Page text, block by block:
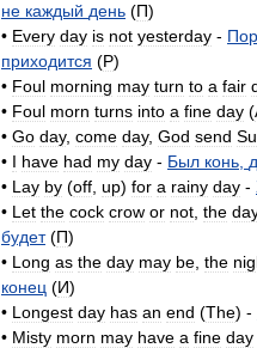
не каждый день (П)
• Every day is not yesterday -
приходится (P)
• Foul morning may turn to a fair
• Foul morn turns into a fine day (
• Go day, come day, God send
• I have had my day - Был конь
• Lay by (off up) for a rainy day -
• Let the cock crow or not the
будет(П)
• Long as the day may be the
конец (И)
• Longest day has an end (The) -
• Misty morn may have a fine day